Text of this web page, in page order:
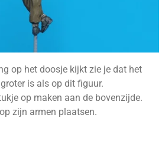
op het doosje kijkt zie je dat het
is als op dit figuur.
op maken aan de bovenzijde.
zijn armen plaatsen.